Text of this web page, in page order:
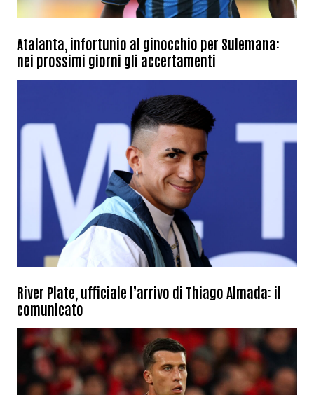
Atalanta, infortunio al ginocchio per Sulemana:
nei prossimi giorni gli accertamenti
River Plate, ufficiale l’arrivo di Thiago Almada: il
comunicato